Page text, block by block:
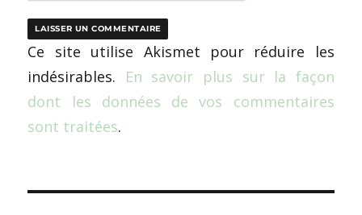
Ce site utilise Akismet pour réduire les
indésirables. En savoir plus sur la façon
dont les données de vos commentaires
sont traitées.